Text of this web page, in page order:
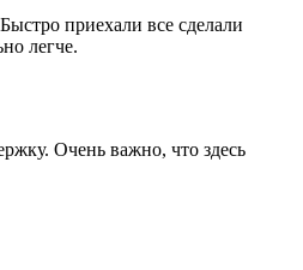
приехали все сделали
легче.
Очень важно, что здесь